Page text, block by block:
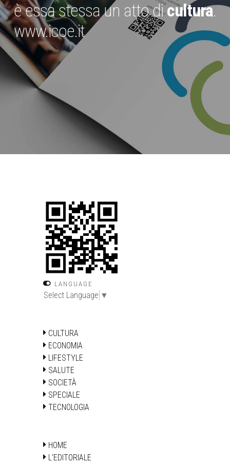
è essa stessa un atto dicultura.
www.icoe.it
LANGUAGE
Select Language ▼
CULTURA
ECONOMIA
LIFESTYLE
SALUTE
SOCIETÀ
SPECIALE
TECNOLOGIA
HOME
L'EDITORIALE